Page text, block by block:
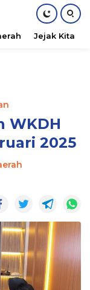
Jejak Kita
WKDH
2025